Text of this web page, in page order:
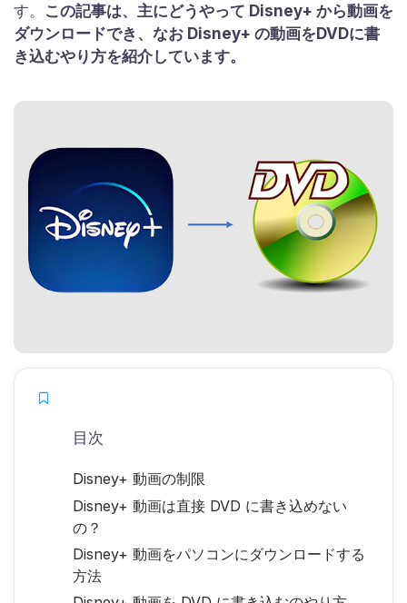
す。 この記事は、主にどうやって Disney+ から動画を
ダウンロードでき、なお Disney+ の動画をDVDに書
き込むやり方を紹介しています。
目次
Disney+ 動画の制限
Disney+ 動画は直接 DVD に書き込めない
の？
Disney+ 動画をパソコンにダウンロードする
方法